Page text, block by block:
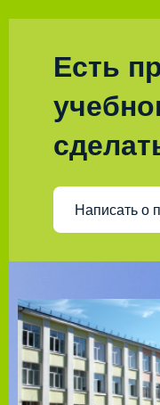
Есть
Написать о